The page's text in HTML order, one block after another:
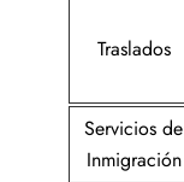
Traslados
Servicios de
Inmigración